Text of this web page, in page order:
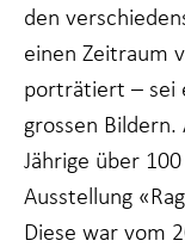
den
einen Zeitraum
porträtiert – sei
grossen
Jährige über
Ausstellung
Diese war vom
Statistiken
Damit wir die
Funktionalität
und Struktur
der Website
verbessern
können, je
nachdem, wie